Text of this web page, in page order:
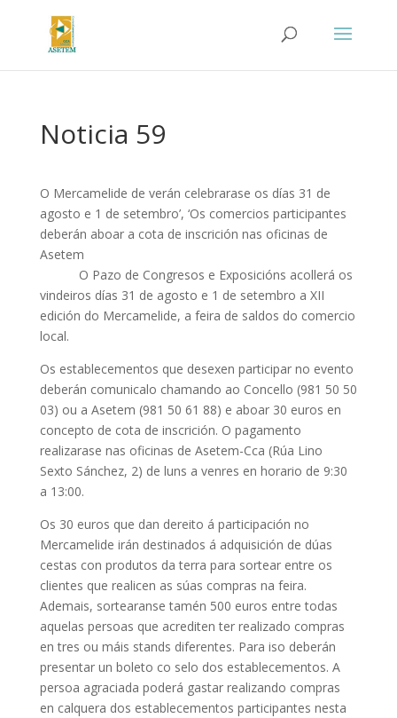
Noticia 59
O Mercamelide de verán celebrarase os días 31 de
agosto e 1 de setembro’, ‘Os comercios participantes
deberán aboar a cota de inscrición nas oficinas de
Asetem
O Pazo de Congresos e Exposicións acollerá os
vindeiros días 31 de agosto e 1 de setembro a XII
edición do Mercamelide, a feira de saldos do comercio
local.
Os establecementos que desexen participar no evento
deberán comunicalo chamando ao Concello (981 50 50
03) ou a Asetem (981 50 61 88) e aboar 30 euros en
concepto de cota de inscrición. O pagamento
realizarase nas oficinas de Asetem-Cca (Rúa Lino
Sexto Sánchez, 2) de luns a venres en horario de 9:30
a 13:00.
Os 30 euros que dan dereito á participación no
Mercamelide irán destinados á adquisición de dúas
cestas con produtos da terra para sortear entre os
clientes que realicen as súas compras na feira.
Ademais, sortearanse tamén 500 euros entre todas
aquelas persoas que acrediten ter realizado compras
en tres ou máis stands diferentes. Para iso deberán
presentar un boleto co selo dos establecementos. A
persoa agraciada poderá gastar realizando compras
en calquera dos establecementos participantes nesta